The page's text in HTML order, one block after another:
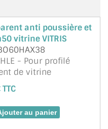
anti poussière et
vitrine VITRIS
- Pour profilé
de vitrine
109.